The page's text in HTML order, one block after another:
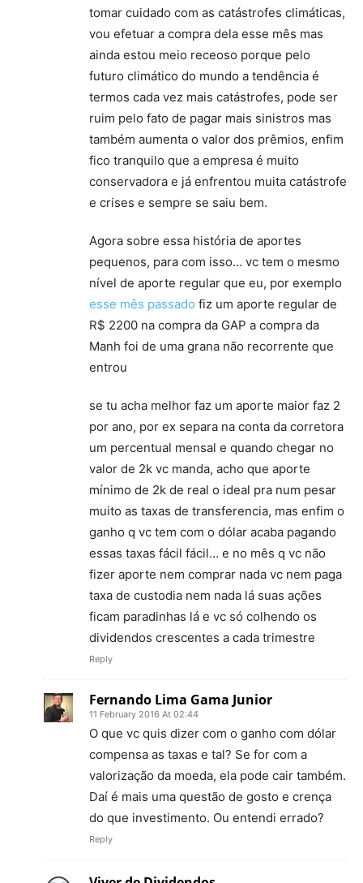
tomar cuidado com as catástrofes climáticas,
vou efetuar a compra dela esse mês mas
ainda estou meio receoso porque pelo
futuro climático do mundo a tendência é
termos cada vez mais catástrofes, pode ser
ruim pelo fato de pagar mais sinistros mas
também aumenta o valor dos prêmios, enfim
fico tranquilo que a empresa é muito
conservadora e já enfrentou muita catástrofe
e crises e sempre se saiu bem.
Agora sobre essa história de aportes
pequenos, para com isso… vc tem o mesmo
nível de aporte regular que eu, por exemplo
esse mês passado fiz um aporte regular de
R$ 2200 na compra da GAP a compra da
Manh foi de uma grana não recorrente que
entrou
se tu acha melhor faz um aporte maior faz 2
por ano, por ex separa na conta da corretora
um percentual mensal e quando chegar no
valor de 2k vc manda, acho que aporte
mínimo de 2k de real o ideal pra num pesar
muito as taxas de transferencia, mas enfim o
ganho q vc tem com o dólar acaba pagando
essas taxas fácil fácil… e no mês q vc não
fizer aporte nem comprar nada vc nem paga
taxa de custodia nem nada lá suas ações
ficam paradinhas lá e vc só colhendo os
dividendos crescentes a cada trimestre
Reply
Fernando Lima Gama Junior
11 February 2016 At 02:44
O que vc quis dizer com o ganho com dólar
compensa as taxas e tal? Se for com a
valorização da moeda, ela pode cair também.
Daí é mais uma questão de gosto e crença
do que investimento. Ou entendi errado?
Reply